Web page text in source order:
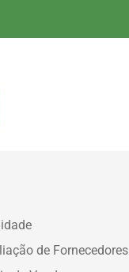
de Fornecedores